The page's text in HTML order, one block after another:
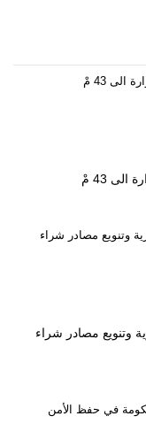
43 مْ
وتنويع مصادر شراء